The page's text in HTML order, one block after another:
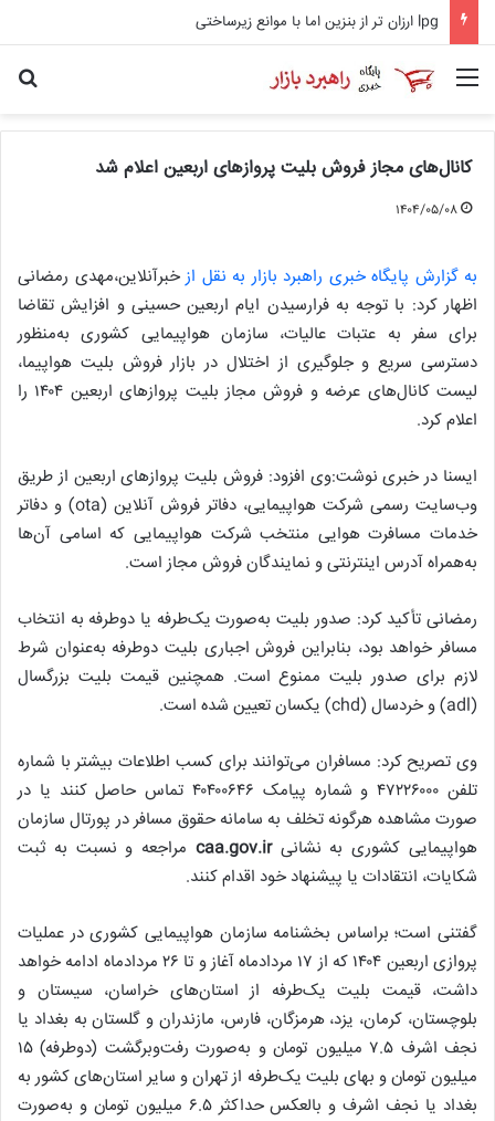
lpg ارزان تر از بنزین اما با موانع زیرساختی
کانال‌های مجاز فروش بلیت پروازهای اربعین اعلام شد
۱۴۰۴/۰۵/۰۸
به گزارش پایگاه خبری راهبرد بازار به نقل ازخبرآنلاین،مهدی رمضانی
اظهار کرد: با توجه به فرارسیدن ایام اربعین حسینی و افزایش تقاضا
برای سفر به عتبات عالیات، سازمان هواپیمایی کشوری به‌منظور
دسترسی سریع و جلوگیری از اختلال در بازار فروش بلیت هواپیما،
لیست کانال‌های عرضه و فروش مجاز بلیت پروازهای اربعین ۱۴۰۴ را
اعلام کرد.
ایسنا در خبری نوشت:وی افزود: فروش بلیت پروازهای اربعین از طریق
وب‌سایت رسمی شرکت هواپیمایی، دفاتر فروش آنلاین (ota) و دفاتر
خدمات مسافرت هوایی منتخب شرکت هواپیمایی که اسامی آن‌ها
به‌همراه آدرس اینترنتی و نمایندگان فروش مجاز است.
رمضانی تأکید کرد: صدور بلیت به‌صورت یک‌طرفه یا دوطرفه به انتخاب
مسافر خواهد بود، بنابراین فروش اجباری بلیت دوطرفه به‌عنوان شرط
لازم برای صدور بلیت ممنوع است. همچنین قیمت بلیت بزرگسال
(adl) و خردسال (chd) یکسان تعیین شده است.
وی تصریح کرد: مسافران می‌توانند برای کسب اطلاعات بیشتر با شماره
تلفن ۴۷۲۲۶۰۰۰ و شماره پیامک ۴۰۴۰۰۶۴۶ تماس حاصل کنند یا در
صورت مشاهده هرگونه تخلف به سامانه حقوق مسافر در پورتال سازمان
هواپیمایی کشوری به نشانی caa.gov.ir
مراجعه و نسبت به ثبت
شکایات، انتقادات یا پیشنهاد خود اقدام کنند.
گفتنی است؛ براساس بخشنامه سازمان هواپیمایی کشوری در عملیات
پروازی اربعین ۱۴۰۴ که از ۱۷ مردادماه آغاز و تا ۲۶ مردادماه ادامه خواهد
داشت، قیمت بلیت یک‌طرفه از استان‌های خراسان، سیستان و
بلوچستان، کرمان، یزد، هرمزگان، فارس، مازندران و گلستان به بغداد یا
نجف اشرف ۷.۵ میلیون تومان و به‌صورت رفت‌وبرگشت (دوطرفه) ۱۵
میلیون تومان و بهای بلیت یک‌طرفه از تهران و سایر استان‌های کشور به
بغداد یا نجف اشرف و بالعکس حداکثر ۶.۵ میلیون تومان و به‌صورت